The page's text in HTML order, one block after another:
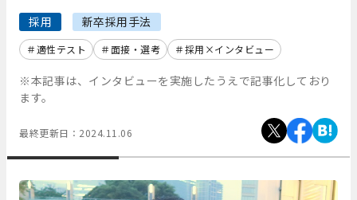
採用 新卒採用手法
適性テスト 面接・選考 採用×インタビュー
※本記事は、インタビューを実施したうえで記事化しており
ます。
最終更新日： 2024.11.06